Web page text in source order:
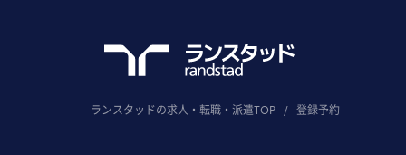
ランスタッドの求人・転職・派遣TOP / 登録予約